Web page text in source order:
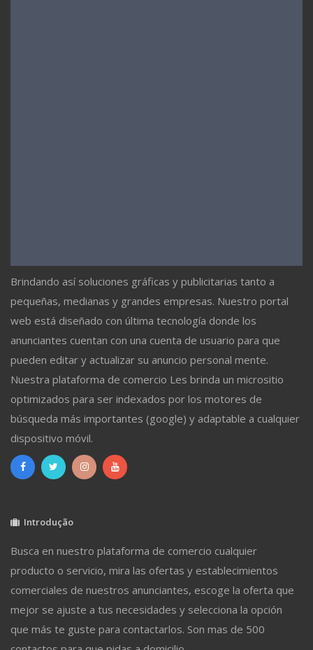
Brindando así soluciones gráficas y publicitarias tanto a
pequeñas, medianas y grandes empresas. Nuestro portal
web está diseñado con última tecnología donde los
anunciantes cuentan con una cuenta de usuario para que
pueden editar y actualizar su anuncio personal mente.
Nuestra plataforma de comercio Les brinda un micrositio
optimizados para ser indexados por los motores de
búsqueda más importantes (google) y adaptable a cualquier
dispositivo móvil.
Introdução
Busca en nuestro plataforma de comercio cualquier
producto o servicio, mira las ofertas y establecimientos
comerciales de nuestros anunciantes, escoge la oferta que
mejor se ajuste a tus necesidades y selecciona la opción
que más te guste para contactarlos. Son mas de 500